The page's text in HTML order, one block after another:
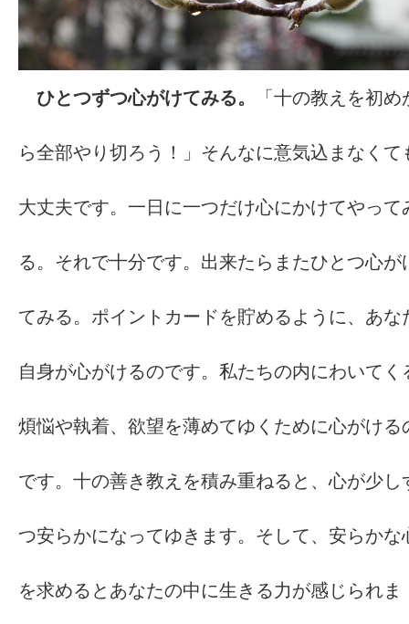
ひとつずつ心がけてみる。 「十の教えを初め
ら全部やり切ろう！」そんなに意気込まなくて
大丈夫です。一日に一つだけ心にかけてやって
る。それで十分です。出来たらまたひとつ心が
てみる。ポイントカードを貯めるように、あな
自身が心がけるのです。私たちの内にわいてく
煩悩や執着、欲望を薄めてゆくために心がける
です。十の善き教えを積み重ねると、心が少し
つ安らかになってゆきます。そして、安らかな
を求めるとあなたの中に生きる力が感じられま